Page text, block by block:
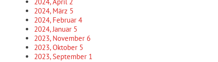
2024, März 5
2024, Februar 4
2024, Januar 5
2023, November 6
2023, Oktober 5
2023, September 1